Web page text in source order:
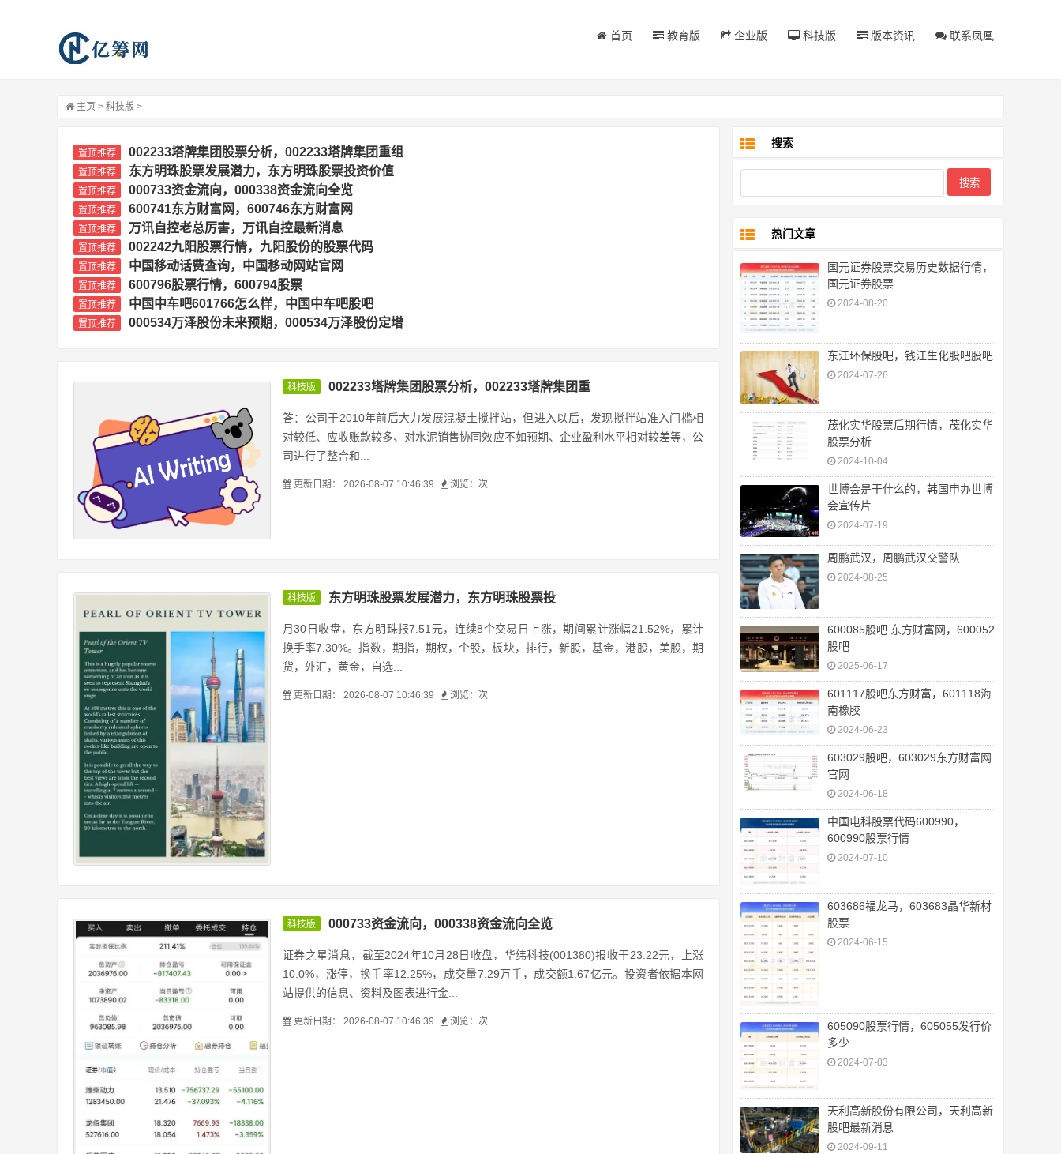
首页 教育版 企业版 科技版 版本资讯 联系凤凰
主页 > 科技版 >
置顶推荐 002233塔牌集团股票分析，002233塔牌集团重组
置顶推荐 东方明珠股票发展潜力，东方明珠股票投资价值
置顶推荐 000733资金流向，000338资金流向全览
置顶推荐 600741东方财富网，600746东方财富网
置顶推荐 万讯自控老总厉害，万讯自控最新消息
置顶推荐 002242九阳股票行情，九阳股份的股票代码
置顶推荐 中国移动话费查询，中国移动网站官网
置顶推荐 600796股票行情，600794股票
置顶推荐 中国中车吧601766怎么样，中国中车吧股吧
置顶推荐 000534万泽股份未来预期，000534万泽股份定增
科技版 002233塔牌集团股票分析，002233塔牌集团重
答：公司于2010年前后大力发展混凝土搅拌站，但进入以后，发现搅拌站准入门槛相
对较低、应收账款较多、对水泥销售协同效应不如预期、企业盈利水平相对较差等，公
司进行了整合和...
更新日期： 2026-08-07 10:46:39 浏览： 次
科技版 东方明珠股票发展潜力，东方明珠股票投
月30日收盘，东方明珠报7.51元，连续8个交易日上涨，期间累计涨幅21.52%，累计
换手率7.30%。指数，期指，期权，个股，板块，排行，新股，基金，港股，美股，期
货，外汇，黄金，自选...
更新日期： 2026-08-07 10:46:39 浏览： 次
科技版 000733资金流向，000338资金流向全览
证券之星消息，截至2024年10月28日收盘，华纬科技(001380)报收于23.22元，上涨
10.0%，涨停，换手率12.25%，成交量7.29万手，成交额1.67亿元。投资者依据本网
站提供的信息、资料及图表进行金...
更新日期： 2026-08-07 10:46:39 浏览： 次
搜索
热门文章
国元证券股票交易历史数据行情，
国元证券股票
2024-08-20
东江环保股吧，钱江生化股吧股吧
2024-07-26
茂化实华股票后期行情，茂化实华
股票分析
2024-10-04
世博会是干什么的，韩国申办世博
会宣传片
2024-07-19
周鹏武汉，周鹏武汉交警队
2024-08-25
600085股吧 东方财富网，600052
股吧
2025-06-17
601117股吧东方财富，601118海
南橡胶
2024-06-23
603029股吧，603029东方财富网
官网
2024-06-18
中国电科股票代码600990，
600990股票行情
2024-07-10
603686福龙马，603683晶华新材
股票
2024-06-15
605090股票行情，605055发行价
多少
2024-07-03
天利高新股份有限公司，天利高新
股吧最新消息
2024-09-11